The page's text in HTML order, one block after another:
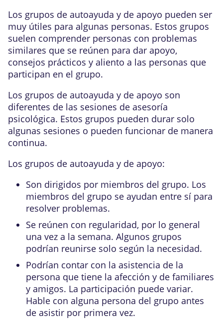
Los grupos de autoayuda y de apoyo pueden ser
muy útiles para algunas personas. Estos grupos
suelen comprender personas con problemas
similares que se reúnen para dar apoyo,
consejos prácticos y aliento a las personas que
participan en el grupo.
Los grupos de autoayuda y de apoyo son
diferentes de las sesiones de asesoría
psicológica. Estos grupos pueden durar solo
algunas sesiones o pueden funcionar de manera
continua.
Los grupos de autoayuda y de apoyo:
Son dirigidos por miembros del grupo. Los
miembros del grupo se ayudan entre sí para
resolver problemas.
Se reúnen con regularidad, por lo general
una vez a la semana. Algunos grupos
podrían reunirse solo según la necesidad.
Podrían contar con la asistencia de la
persona que tiene la afección y de familiares
y amigos. La participación puede variar.
Hable con alguna persona del grupo antes
de asistir por primera vez.